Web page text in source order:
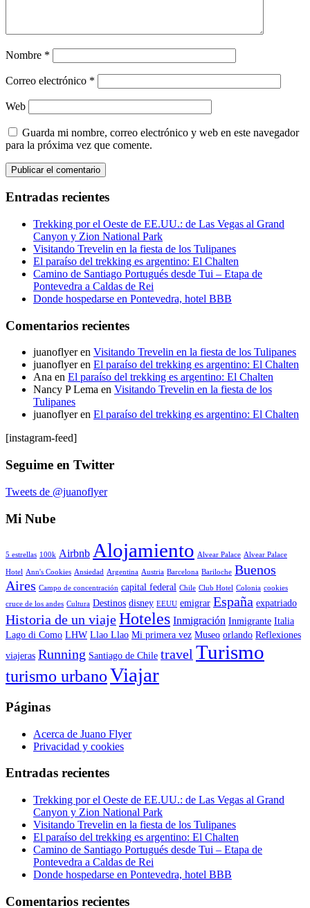
Nombre *
Correo electrónico *
Web
Guarda mi nombre, correo electrónico y web en este navegador
para la próxima vez que comente.
Entradas recientes
Trekking por el Oeste de EE.UU.: de Las Vegas al Grand
Canyon y Zion National Park
Visitando Trevelin en la fiesta de los Tulipanes
El paraíso del trekking es argentino: El Chalten
Camino de Santiago Portugués desde Tui – Etapa de
Pontevedra a Caldas de Rei
Donde hospedarse en Pontevedra, hotel BBB
Comentarios recientes
juanoflyeren Visitando Trevelin en la fiesta de los Tulipanes
juanoflyeren El paraíso del trekking es argentino: El Chalten
Ana en El paraíso del trekking es argentino: El Chalten
Nancy P Lema en Visitando Trevelin en la fiesta de los
Tulipanes
juanoflyeren El paraíso del trekking es argentino: El Chalten
[instagram-feed]
Seguime en Twitter
Tweets de @juanoflyer
Mi Nube
5 estrellas 100k Airbnb Alojamiento Alvear Palace Alvear Palace
Hotel Ann's Cookies Ansiedad Argentina Austria Barcelona Bariloche Buenos
Aires Campo de concentración capital federal Chile Club Hotel Colonia cookies
cruce de los andes Cultura Destinos disney EEUU emigrar España expatriado
Historia de un viajeHoteles Inmigración Inmigrante Italia
Lago di Como LHW Llao Llao Mi primera vez Museo orlando Reflexiones
viajeras Running Santiago de Chile travel Turismo
turismo urbanoViajar
Páginas
Acerca de Juano Flyer
Privacidad y cookies
Entradas recientes
Trekking por el Oeste de EE.UU.: de Las Vegas al Grand
Canyon y Zion National Park
Visitando Trevelin en la fiesta de los Tulipanes
El paraíso del trekking es argentino: El Chalten
Camino de Santiago Portugués desde Tui – Etapa de
Pontevedra a Caldas de Rei
Donde hospedarse en Pontevedra, hotel BBB
Comentarios recientes